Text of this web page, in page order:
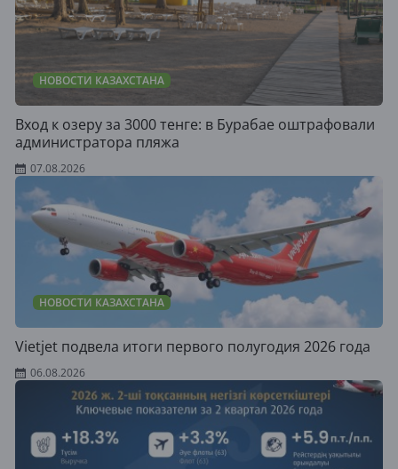
НОВОСТИ КАЗАХСТАНА
Вход к озеру за 3000 тенге: в Бурабае оштрафовали
администратора пляжа
07.08.2026
НОВОСТИ КАЗАХСТАНА
Vietjet подвела итоги первого полугодия 2026 года
06.08.2026